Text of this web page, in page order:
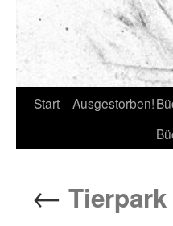
Start Ausgestorben!
← Tierpark